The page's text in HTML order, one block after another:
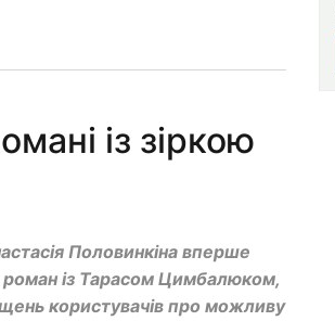
із зіркою
Половинкіна вперше
із Тарасом Цимбалюком,
користувачів про можливу